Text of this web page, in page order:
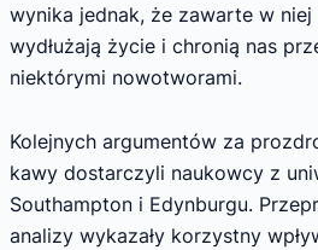
wynika jednak, że zawarte w
wydłużają życie i chronią nas
niektórymi nowotworami.
Kolejnych argumentów za
kawy dostarczyli naukowcy z
Southampton i Edynburgu.
analizy wykazały korzystny